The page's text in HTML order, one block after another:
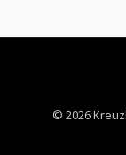
© 2026